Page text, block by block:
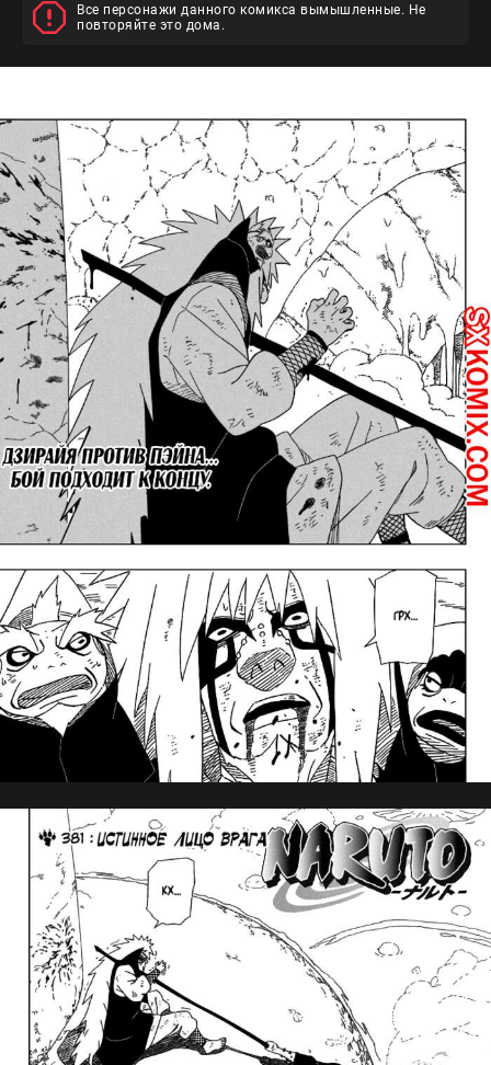
Все персонажи данного комикса вымышленные. Не
повторяйте это дома.